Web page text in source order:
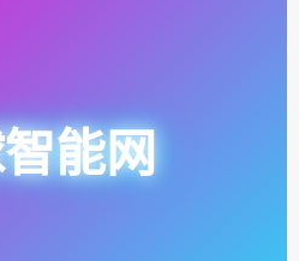
能网